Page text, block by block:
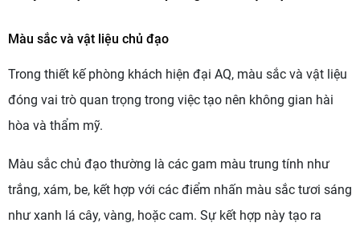
Màu sắc và vật liệu chủ đạo
Trong thiết kế phòng khách hiện đại AQ, màu sắc và vật liệu
đóng vai trò quan trọng trong việc tạo nên không gian hài
hòa và thẩm mỹ.
Màu sắc chủ đạo thường là các gam màu trung tính như
trắng, xám, be, kết hợp với các điểm nhấn màu sắc tươi sáng
như xanh lá cây, vàng, hoặc cam. Sự kết hợp này tạo ra